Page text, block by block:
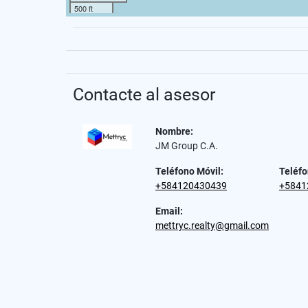
500 ft
Contacte al asesor
Nombre:
JM Group C.A.
Teléfono Móvil:
+584120430439
Email:
mettryc.realty@gmail.com